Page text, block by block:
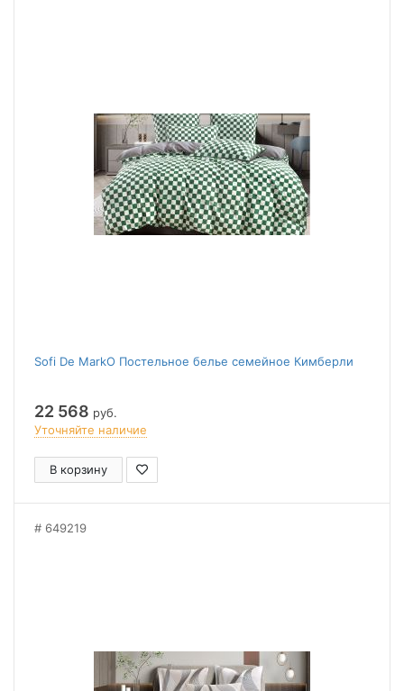
Sofi De MarkO Постельное белье семейное Кимберли
22 568 руб.
Уточняйте наличие
В корзину
649219